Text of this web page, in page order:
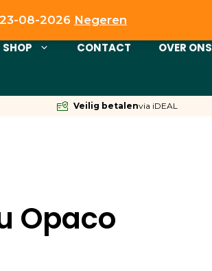
08-2026 Negeren
SHOP CONTACT OVER ONS
Veilig betalenvia iDEAL
Opaco